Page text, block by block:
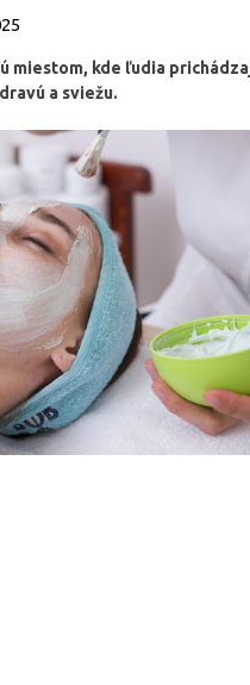
miestom, kde ľudia
a sviežu.